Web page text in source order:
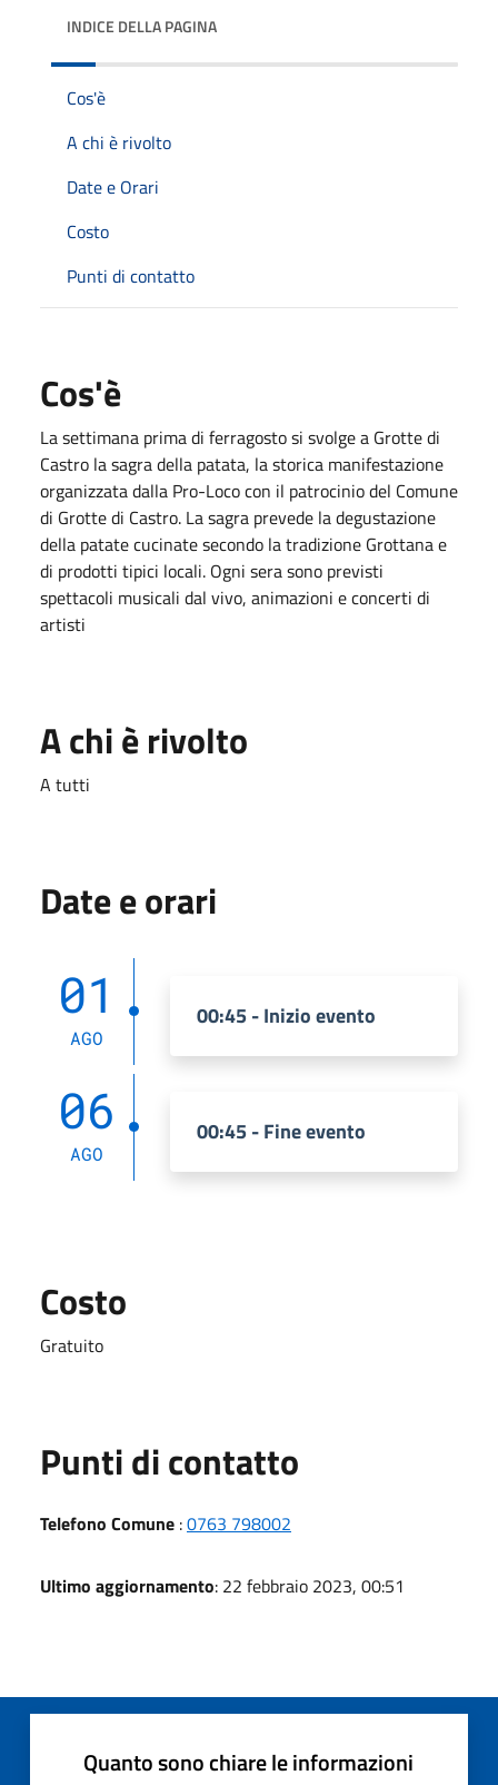
INDICE DELLA PAGINA
Cos'è
A chi è rivolto
Date e Orari
Costo
Punti di contatto
Cos'è
La settimana prima di ferragosto si svolge a Grotte di
Castro la sagra della patata, la storica manifestazione
organizzata dalla Pro-Loco con il patrocinio del Comune
di Grotte di Castro. La sagra prevede la degustazione
della patate cucinate secondo la tradizione Grottana e
di prodotti tipici locali. Ogni sera sono previsti
spettacoli musicali dal vivo, animazioni e concerti di
artisti
A chi è rivolto
A tutti
Date e orari
01
AGO
00:45 - Inizio evento
06
AGO
00:45 - Fine evento
Costo
Gratuito
Punti di contatto
Telefono Comune :0763 798002
Ultimo aggiornamento: 22 febbraio 2023, 00:51
Quanto sono chiare le informazioni